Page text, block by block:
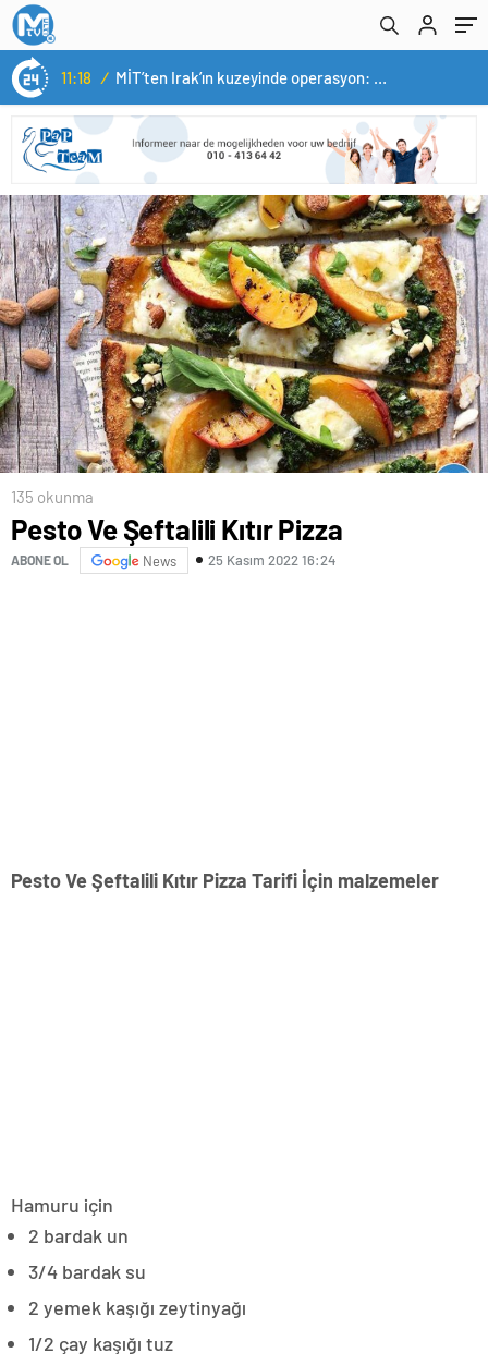
11:18 / MİT’ten Irak’ın kuzeyinde operasyon: Ramazan Güneş Türkiye’ye getirildi
135 okunma
Pesto Ve Şeftalili Kıtır Pizza
ABONE OL News 25 Kasım 2022 16:24
Pesto Ve Şeftalili Kıtır Pizza Tarifi İçin malzemeler
Hamuru için
2 bardak un
3/4 bardak su
2 yemek kaşığı zeytinyağı
1/2 çay kaşığı tuz